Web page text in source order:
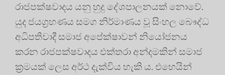
රාජපක්ෂවාදය යනු හුදු දේශපාලනයක් නොවේ.
යුද ජයග්‍රහණය සමග නිර්මාණය වූ සිංහල බෞද්ධ
අධිපතිවාදී සමාජ අපේක්ෂාවන් නියෝජනය
කරන රාජපක්ෂවාදය එක්තරා අන්දමකින් සමාජ
ක්‍රමයක් ලෙස අර්ථ දැක්විය හැකි ය. එහෙයින්